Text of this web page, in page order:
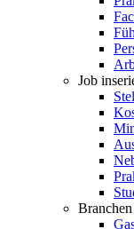
Job
Branchen